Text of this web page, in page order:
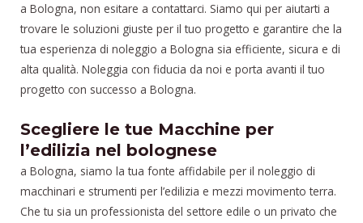
a Bologna, non esitare a contattarci. Siamo qui per aiutarti a
trovare le soluzioni giuste per il tuo progetto e garantire che la
tua esperienza di noleggio a Bologna sia efficiente, sicura e di
alta qualità. Noleggia con fiducia da noi e porta avanti il tuo
progetto con successo a Bologna.
Scegliere le tue Macchine per
l’edilizia nel bolognese
a Bologna, siamo la tua fonte affidabile per il noleggio di
macchinari e strumenti per l’edilizia e mezzi movimento terra.
Che tu sia un professionista del settore edile o un privato che